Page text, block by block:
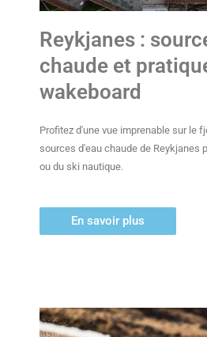
Reykjanes :
chaude et
wakeboard
Profitez d'une vue imprenable sur le
sources d'eau chaude de Reykjanes
ou du ski nautique.
En savoir plus